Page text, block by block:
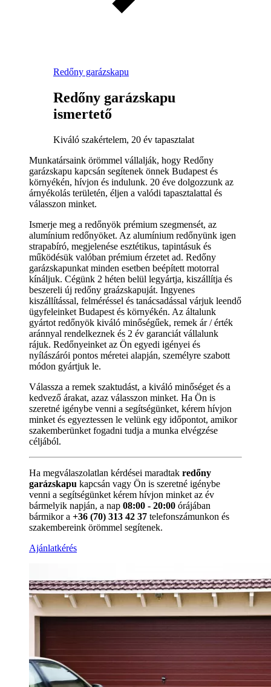
Redőny garázskapu
Redőny garázskapu
ismertető
Kiváló szakértelem, 20 év tapasztalat
Munkatársaink örömmel vállalják, hogy Redőny
garázskapu kapcsán segítenek önnek Budapest és
környékén, hívjon és indulunk. 20 éve dolgozzunk az
árnyékolás területén, éljen a valódi tapasztalattal és
válasszon minket.
Ismerje meg a redőnyök prémium szegmensét, az
alumínium redőnyöket. Az alumínium redőnyünk igen
strapabíró, megjelenése esztétikus, tapintásuk és
működésük valóban prémium érzetet ad. Redőny
garázskapunkat minden esetben beépített motorral
kínáljuk. Cégünk 2 héten belül legyártja, kiszállítja és
beszereli új redőny graázskapuját. Ingyenes
kiszállítással, felméréssel és tanácsadással várjuk leendő
ügyfeleinket Budapest és környékén. Az általunk
gyártot redőnyök kiváló minőségűek, remek ár / érték
aránnyal rendelkeznek és 2 év garanciát vállalunk
rájuk. Redőnyeinket az Ön egyedi igényei és
nyílászárói pontos méretei alapján, személyre szabott
módon gyártjuk le.
Válassza a remek szaktudást, a kiváló minőséget és a
kedvező árakat, azaz válasszon minket. Ha Ön is
szeretné igénybe venni a segítségünket, kérem hívjon
minket és egyeztessen le velünk egy időpontot, amikor
szakemberünket fogadni tudja a munka elvégzése
céljából.
Ha megválaszolatlan kérdései maradtak redőny
garázskapu kapcsán vagy Ön is szeretné igénybe
venni a segítségünket kérem hívjon minket az év
bármelyik napján, a nap 08:00 - 20:00 órájában
bármikor a +36 (70) 313 42 37 telefonszámunkon és
szakembereink örömmel segítenek.
Ajánlatkérés